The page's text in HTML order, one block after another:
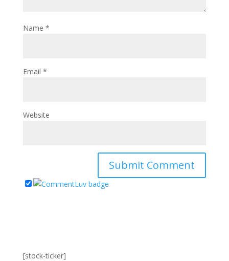
Name *
Email *
Website
[stock-ticker]